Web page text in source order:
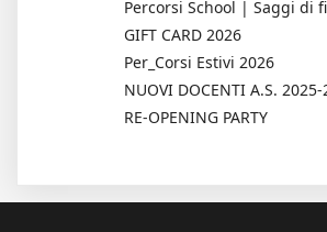
Percorsi School | Saggi di
GIFT CARD 2026
Per_Corsi Estivi 2026
NUOVI DOCENTI A.S.
RE-OPENING PARTY